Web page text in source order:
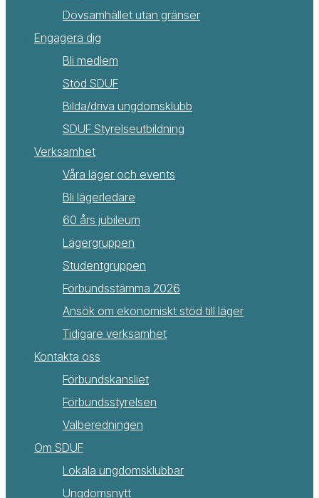
Dövsamhället utan gränser
Engagera dig
Bli medlem
Stöd SDUF
Bilda/driva ungdomsklubb
SDUF Styrelseutbildning
Verksamhet
Våra läger och events
Bli lägerledare
60 års jubileum
Lägergruppen
Studentgruppen
Förbundsstämma 2026
Ansök om ekonomiskt stöd till läger
Tidigare verksamhet
Kontakta oss
Förbundskansliet
Förbundsstyrelsen
Valberedningen
Om SDUF
Lokala ungdomsklubbar
Ungdomsnytt